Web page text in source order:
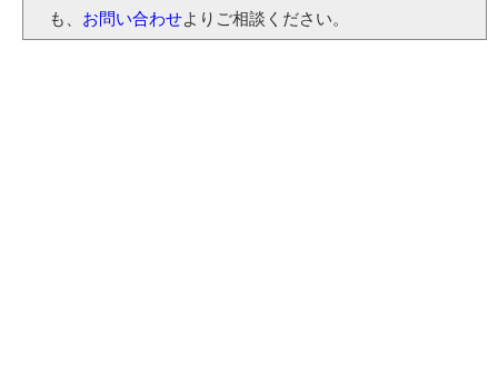
も、 お問い合わせよりご相談ください。